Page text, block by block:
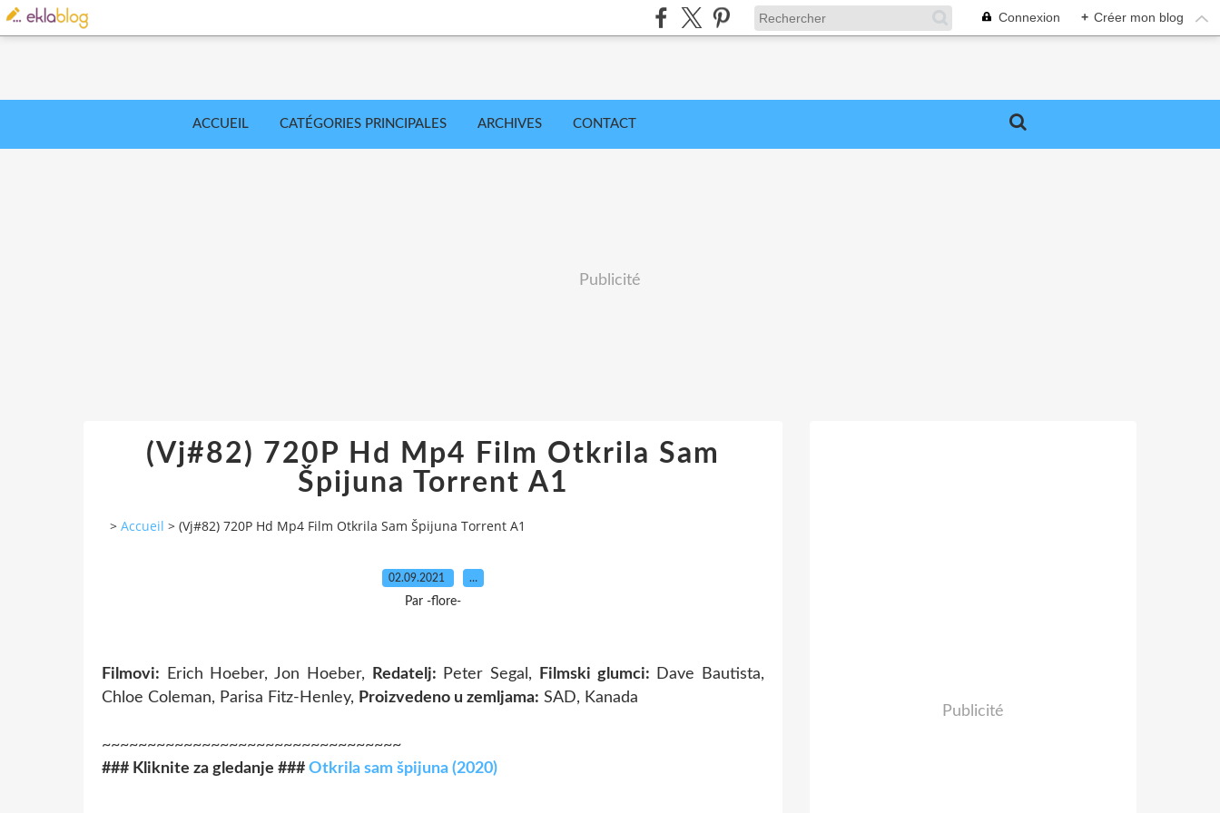
Connexion + Créer mon blog
ACCUEIL CATÉGORIES PRINCIPALES ARCHIVES CONTACT
Publicité
(Vj#82) 720P Hd Mp4 Film Otkrila Sam
Špijuna Torrent A1
> Accueil > (Vj#82) 720P Hd Mp4 Film Otkrila Sam Špijuna Torrent A1
02.09.2021 …
Par -flore-
Filmovi: Erich Hoeber, Jon Hoeber, Redatelj: Peter Segal, Filmski glumci: Dave Bautista,
Chloe Coleman, Parisa Fitz-Henley, Proizvedeno u zemljama: SAD, Kanada
~~~~~~~~~~~~~~~~~~~~~~~~~~~~~~~~~
### Kliknite za gledanje ### Otkrila sam špijuna (2020)
Publicité